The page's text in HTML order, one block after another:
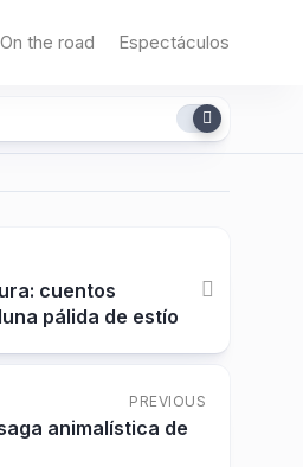
On the road Espectáculos
cuentos
pálida de estío
PREVIOUS
animalística de